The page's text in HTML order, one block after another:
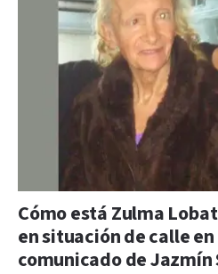
Cómo está Zulma
en situación de calle en
comunicado de Jazmín